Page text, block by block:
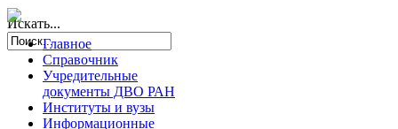
Искать...
Главное
Справочник
Учредительные
документы ДВО РАН
Институты и вузы
Информационные